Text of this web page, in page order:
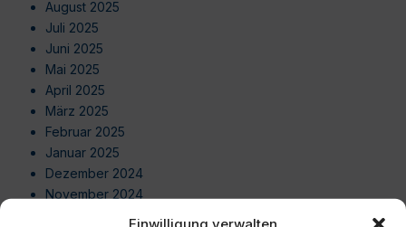
August 2025
Juli 2025
Juni 2025
Mai 2025
April 2025
März 2025
Februar 2025
Januar 2025
Dezember 2024
November 2024